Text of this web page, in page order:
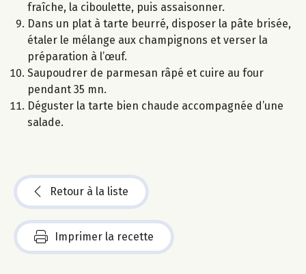
fraîche, la ciboulette, puis assaisonner.
Dans un plat à tarte beurré, disposer la pâte brisée,
étaler le mélange aux champignons et verser la
préparation à l’œuf.
Saupoudrer de parmesan râpé et cuire au four
pendant 35 mn.
Déguster la tarte bien chaude accompagnée d’une
salade.
Retour à la liste
Imprimer la recette